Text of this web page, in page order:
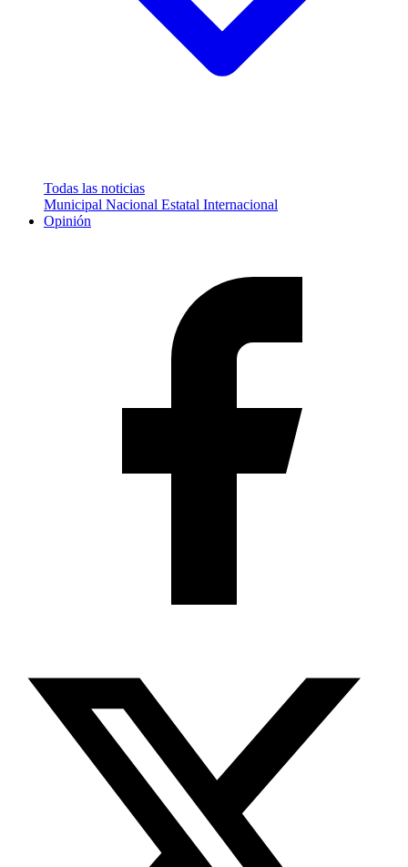
Todas las noticias
Municipal Nacional Estatal Internacional
Opinión